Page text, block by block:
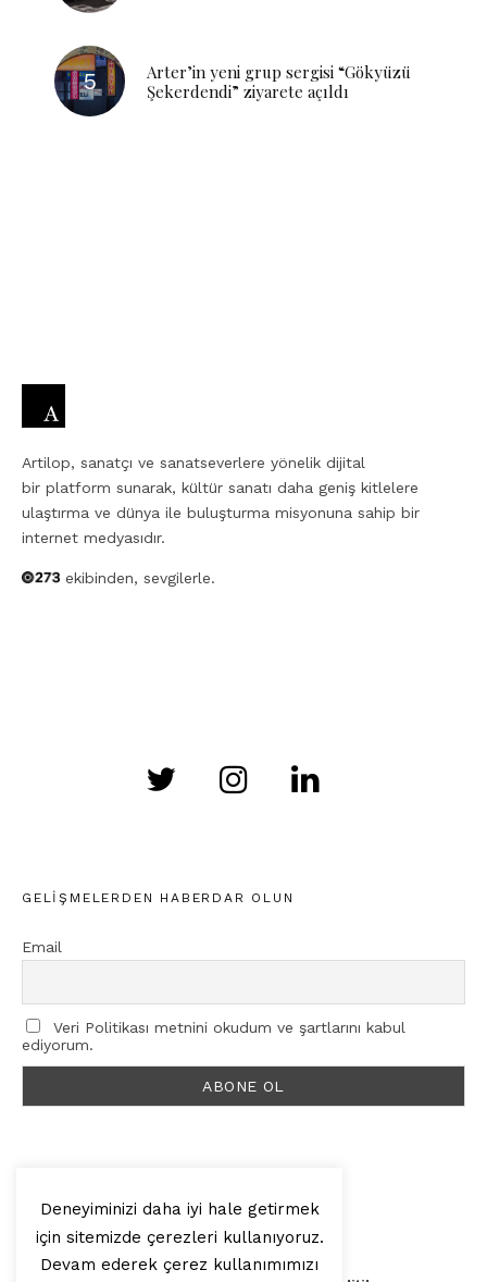
Arter’in yeni grup sergisi “Gökyüzü
Şekerdendi” ziyarete açıldı
Artilop, sanatçı ve sanatseverlere yönelik dijital
bir platform sunarak, kültür sanatı daha geniş kitlelere
ulaştırma ve dünya ile buluşturma misyonuna sahip bir
internet medyasıdır.
ekibinden, sevgilerle.
GELIŞMELERDEN HABERDAR OLUN
Email
Veri Politikası metnini okudum ve şartlarını kabul
ediyorum.
© 2025, Artilop
Deneyiminizi daha iyi hale getirmek
için sitemizde çerezleri kullanıyoruz.
Devam ederek çerez kullanımımızı